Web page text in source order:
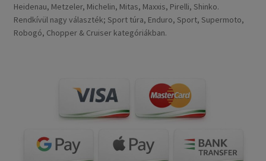
Heidenau, Metzeler, Michelin, Mitas, Maxxis, Pirelli, Shinko.
Rendkívül nagy választék; Sport túra, Enduro, Sport, Supermoto,
Robogó, Chopper & Cruiser kategóriákban.